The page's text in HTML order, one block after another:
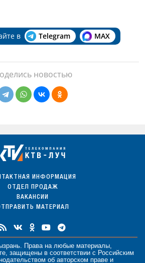
в Telegram MAX
новостью
ИНФОРМАЦИЯ
ОТДЕЛ ПРОДАЖ
ВАКАНСИИ
МАТЕРИАЛ
Права на любые материалы,
защищены в соответствии с Российским
об авторском праве и